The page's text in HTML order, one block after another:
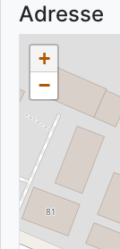
Adresse
+
−